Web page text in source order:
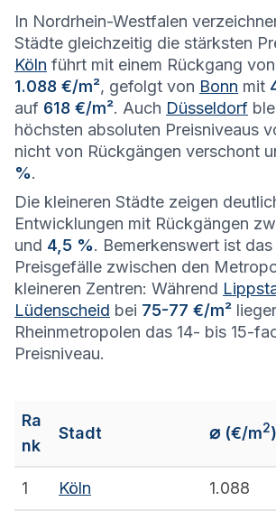
In Nordrhein-Westfalen
Städte gleichzeitig die stärksten
Köln führt mit einem Rückgang von
1.088 €/m², gefolgt von Bonn mit
auf 618 €/m². Auch Düsseldorf
höchsten absoluten Preisniveaus
nicht von Rückgängen verschont
%.
Die kleineren Städte zeigen
Entwicklungen mit Rückgängen
und 4,5 %. Bemerkenswert ist
Preisgefälle zwischen den
kleineren Zentren: Während
Lüdenscheid bei 75-77 €/m²
Rheinmetropolen das 14- bis 15-
Preisniveau.
Ra
nk
Stadt ⌀ (€/m2)
1 Köln 1.088